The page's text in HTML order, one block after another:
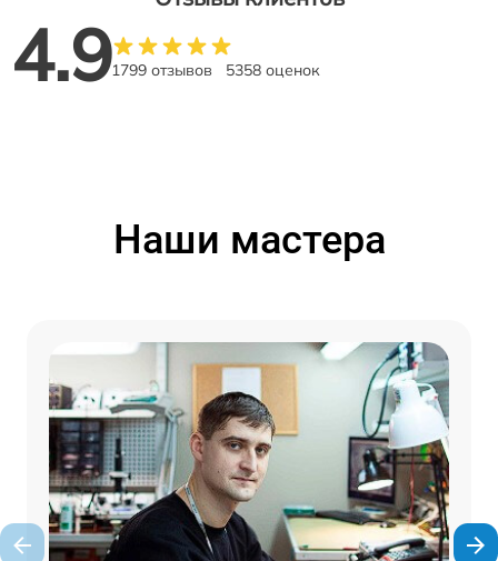
4.91799 отзывов 5358 оценок
Наши мастера